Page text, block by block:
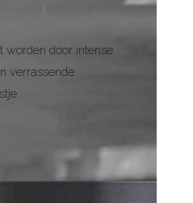
worden door intense
verrassende